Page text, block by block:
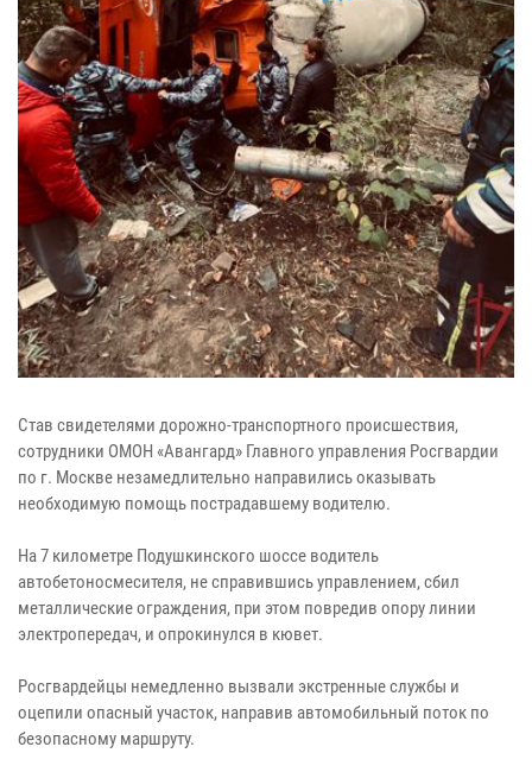
Став свидетелями дорожно-транспортного происшествия,
сотрудники ОМОН «Авангард» Главного управления Росгвардии
по г. Москве незамедлительно направились оказывать
необходимую помощь пострадавшему водителю.
На 7 километре Подушкинского шоссе водитель
автобетоносмесителя, не справившись управлением, сбил
металлические ограждения, при этом повредив опору линии
электропередач, и опрокинулся в кювет.
Росгвардейцы немедленно вызвали экстренные службы и
оцепили опасный участок, направив автомобильный поток по
безопасному маршруту.